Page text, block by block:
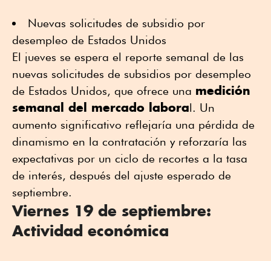
Nuevas solicitudes de subsidio por
desempleo de Estados Unidos
El jueves se espera el reporte semanal de las
nuevas solicitudes de subsidios por desempleo
de Estados Unidos, que ofrece una medición
semanal del mercado laboral. Un
aumento significativo reflejaría una pérdida de
dinamismo en la contratación y reforzaría las
expectativas por un ciclo de recortes a la tasa
de interés, después del ajuste esperado de
septiembre.
Viernes 19 de septiembre:
Actividad económica